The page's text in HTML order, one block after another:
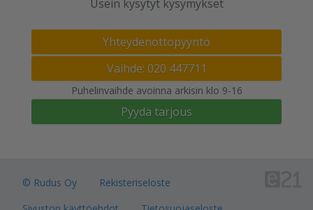
Usein kysytyt kysymykset
Yhteydenottopyyntö
Vaihde: 020 447711
Puhelinvaihde avoinna arkisin klo 9-16
Pyydä tarjous
© Rudus Oy
Rekisteriseloste